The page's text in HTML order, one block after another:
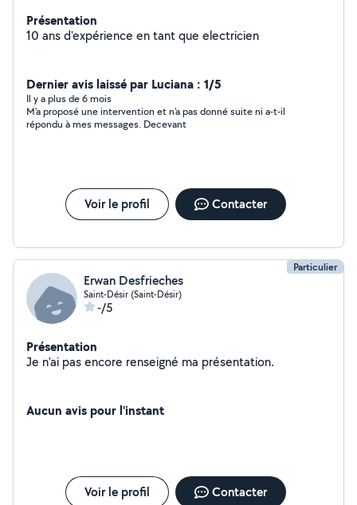
Présentation
10 ans d'expérience en tant que electricien
Dernier avis laissé par Luciana : 1/5
Il y a plus de 6 mois
M'a proposé une intervention et n'a pas donné suite ni a-t-il
répondu à mes messages. Decevant
Voir le profil Contacter
Particulier
Erwan Desfrieches
Saint-Désir (Saint-Désir)
-/5
Présentation
Je n'ai pas encore renseigné ma présentation.
Aucun avis pour l'instant
Voir le profil Contacter